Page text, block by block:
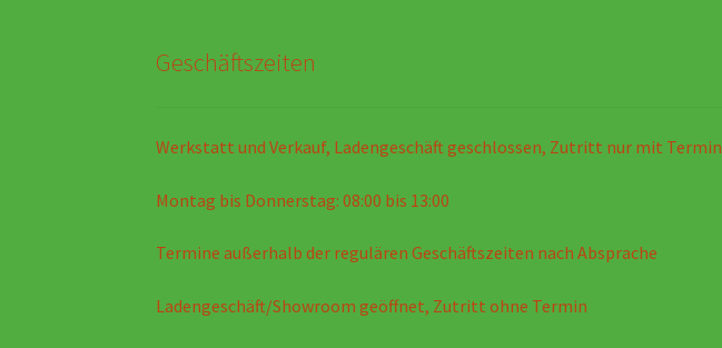
Geschäftszeiten
Werkstatt und Verkauf, Ladengeschäft geschlossen, Zutritt nur mit Termin
Montag bis Donnerstag: 08:00 bis 13:00
Termine außerhalb der regulären Geschäftszeiten nach Absprache
Ladengeschäft/Showroom geöffnet, Zutritt ohne Termin